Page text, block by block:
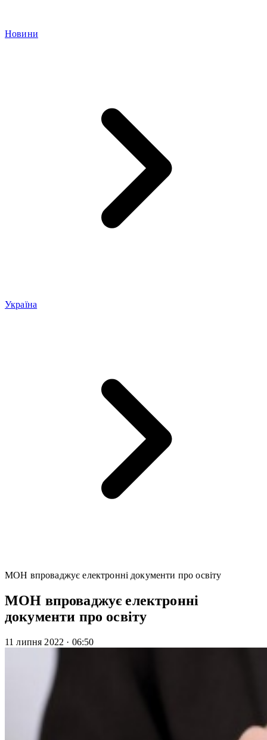
Новини
Україна
МОН впроваджує електронні документи про освіту
МОН впроваджує електронні
документи про освіту
11 липня 2022 · 06:50